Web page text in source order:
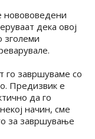
новововедени
дека овој
зголеми
го завршуваме со
Предизвик е
да го
начин, сме
за завршување